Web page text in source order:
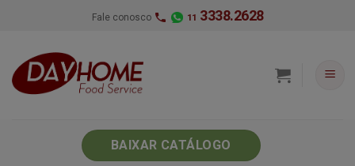
Fale conosco 11 3338.2628
BAIXAR CATÁLOGO